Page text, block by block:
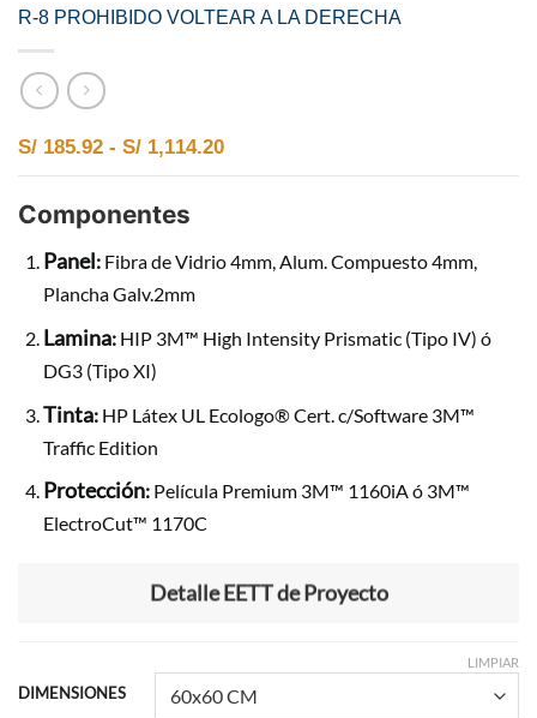
R-8 PROHIBIDO VOLTEAR A LA DERECHA
S/ 185.92 - S/ 1,114.20
Componentes
Panel:Fibra de Vidrio 4mm, Alum. Compuesto 4mm,
Plancha Galv.2mm
Lamina:HIP 3M™ High Intensity Prismatic (Tipo IV) ó
DG3 (Tipo XI)
Tinta:HP Látex UL Ecologo® Cert. c/Software 3M™
Traffic Edition
Protección:Película Premium 3M™ 1160iA ó 3M™
ElectroCut™ 1170C
Detalle EETT de Proyecto
DIMENSIONES
LIMPIAR